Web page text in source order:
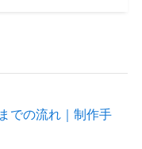
での流れ｜制作手